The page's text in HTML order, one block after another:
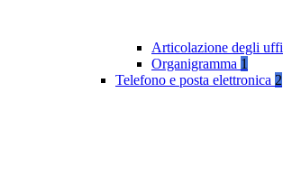
Articolazione degli
Organigramma 1
Telefono e posta elettronica 2